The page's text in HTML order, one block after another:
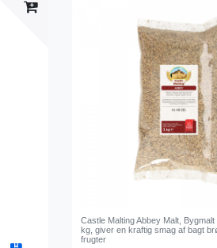
Castle Malting Abbey Malt, Bygmalt
kg, giver en kraftig smag af bagt
frugter